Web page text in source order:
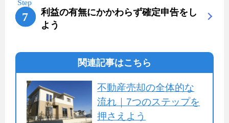
利益の有無にかかわらず確定申告をし
よう
関連記事はこちら
不動産売却の全体的な
流れ｜7つのステップを
押さえよう